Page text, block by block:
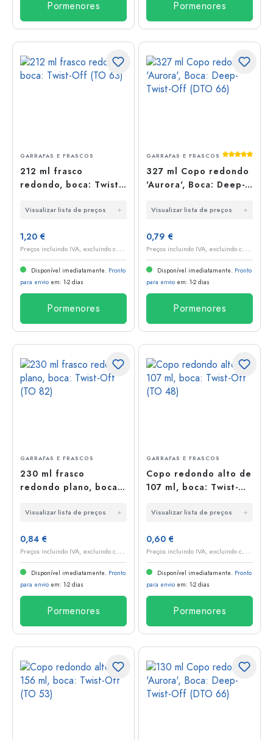
Pormenores Pormenores
GARRAFAS E FRASCOS
212 ml frasco
redondo, boca: Twist-
Visualizar lista de preços
1,20 €
P
reços incluindo IVA, excluindo custos de envio
Disponível imediatamente. Pronto
para envio em: 1-2 dias
Pormenores
GARRAFAS E FRASCOS
327 ml Copo redondo
'Aurora', Boca: Deep-
Visualizar lista de preços
0,79 €
P
reços incluindo IVA, excluindo custos de envio
Disponível imediatamente. Pronto
para envio em: 1-2 dias
Pormenores
GARRAFAS E FRASCOS
230 ml frasco
redondo plano, boca:
Visualizar lista de preços
0,84 €
P
reços incluindo IVA, excluindo custos de envio
Disponível imediatamente. Pronto
para envio em: 1-2 dias
Pormenores
GARRAFAS E FRASCOS
Copo redondo alto de
107 ml, boca: Twist-
Visualizar lista de preços
0,60 €
P
reços incluindo IVA, excluindo custos de envio
Disponível imediatamente. Pronto
para envio em: 1-2 dias
Pormenores